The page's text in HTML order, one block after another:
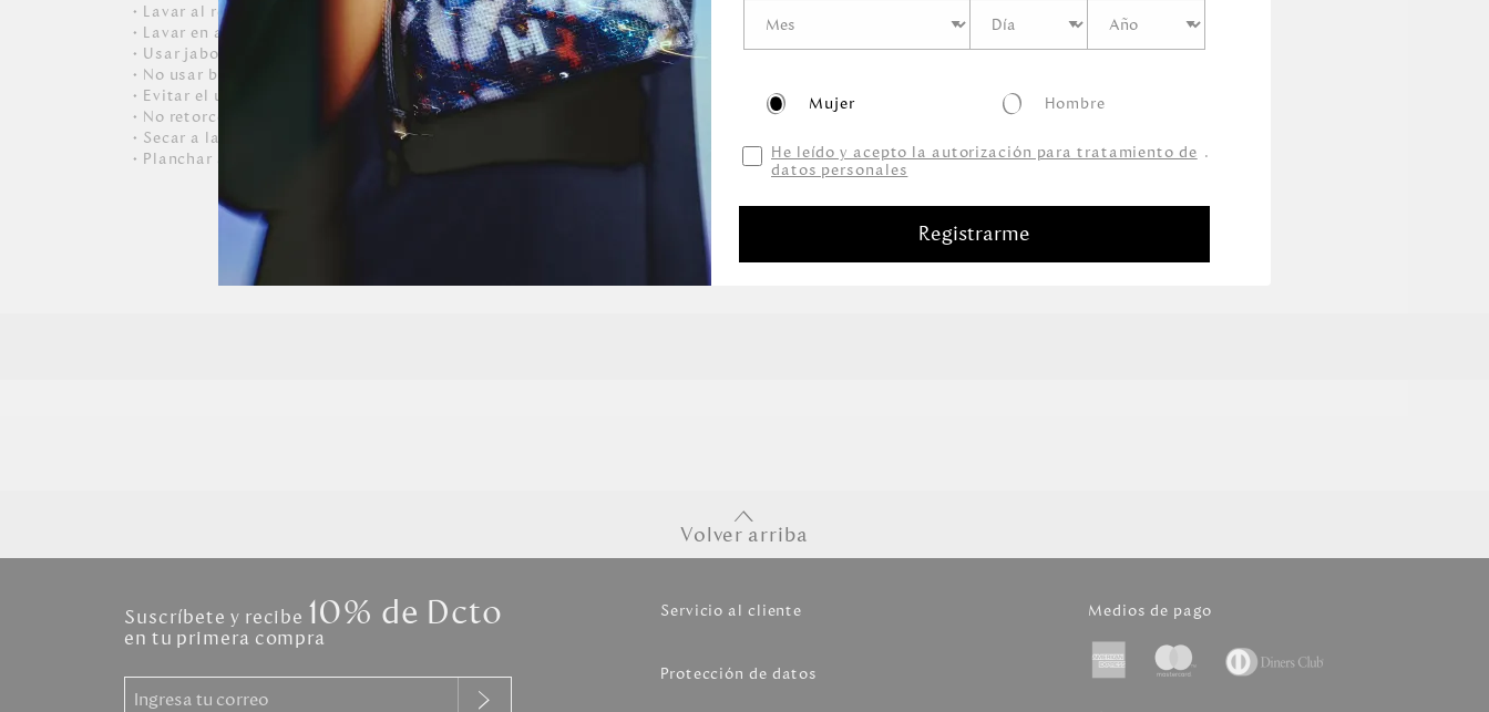
• Lavar al revés
• Lavar en agua fría: No más de 30°C
• Usar jabones neutros
• No usar blanqueador
• Evitar el uso de suavizantes
• No retorcer
• Secar a la sombra
• Planchar al revés.
Volver arriba
Suscríbete y recibe 10% de Dcto
en tu primera compra
Servicio al cliente
Protección de datos
Medios de pago
Mujer Hombre
He leído y acepto la autorización para tratamiento de
datos personales
.
Registrarme